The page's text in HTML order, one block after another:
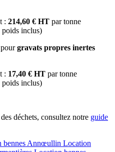
: 214,60 € HT par tonne
poids inclus)
gravats propres inertes
: 17,40 € HT par tonne
poids inclus)
déchets, consultez notre guide
bennes Annœullin Location